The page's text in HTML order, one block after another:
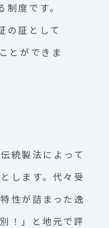
度です。
の証として
とができま
統製法によって
します。代々受
性が詰まった逸
！」と地元で評